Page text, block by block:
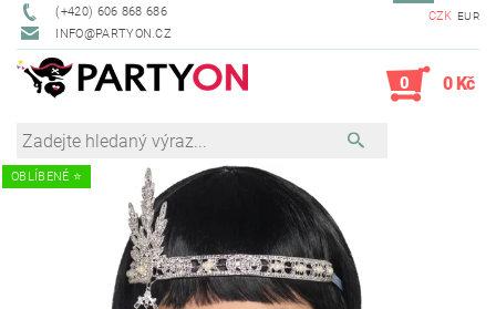
(+420) 606 868 686
INFO@PARTYON.CZ
CZK EUR
0 0 Kč
OBLÍBENÉ ⭐️